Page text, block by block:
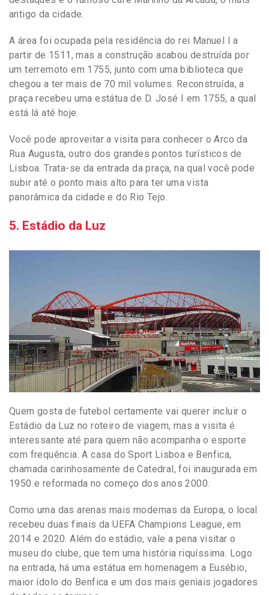
antigo da cidade.
A área foi ocupada pela residência do rei Manuel I a
partir de 1511, mas a construção acabou destruída por
um terremoto em 1755, junto com uma biblioteca que
chegou a ter mais de 70 mil volumes. Reconstruída, a
praça recebeu uma estátua de D. José I em 1755, a qual
está lá até hoje.
Você pode aproveitar a visita para conhecer o Arco da
Rua Augusta, outro dos grandes pontos turísticos de
Lisboa. Trata-se da entrada da praça, na qual você pode
subir até o ponto mais alto para ter uma vista
panorâmica da cidade e do Rio Tejo.
5. Estádio da Luz
Quem gosta de futebol certamente vai querer incluir o
Estádio da Luz no roteiro de viagem, mas a visita é
interessante até para quem não acompanha o esporte
com frequência. A casa do Sport Lisboa e Benfica,
chamada carinhosamente de Catedral, foi inaugurada em
1950 e reformada no começo dos anos 2000.
Como uma das arenas mais modernas da Europa, o local
recebeu duas finais da UEFA Champions League, em
2014 e 2020. Além do estádio, vale a pena visitar o
museu do clube, que tem uma história riquíssima. Logo
na entrada, há uma estátua em homenagem a Eusébio,
maior ídolo do Benfica e um dos mais geniais jogadores